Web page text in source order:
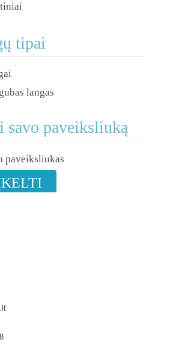
tipai
langas
savo paveiksliuką
paveiksliukas